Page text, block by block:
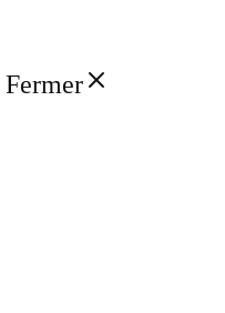
Fermer